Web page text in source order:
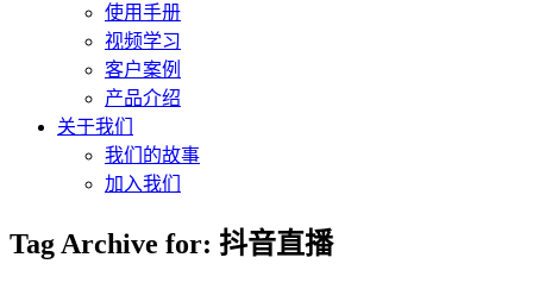
使用手册
视频学习
客户案例
产品介绍
关于我们
我们的故事
加入我们
Tag Archive for: 抖音直播